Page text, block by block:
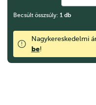
Becsült összsúly: 1 db
Nagykereskedelmi
be!